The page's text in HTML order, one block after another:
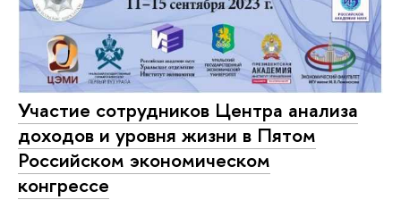
Участие сотрудников Центра анализа
доходов и уровня жизни в Пятом
Российском экономическом
конгрессе